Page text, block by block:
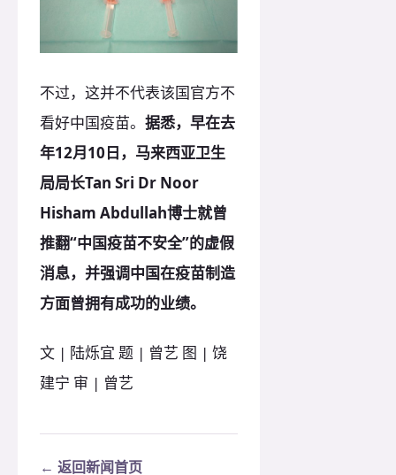
不过，这并不代表该国官方不
看好中国疫苗。 据悉，早在去
年12月10日，马来西亚卫生
局局长Tan Sri Dr Noor
Hisham Abdullah博士就曾
推翻“中国疫苗不安全”的虚假
消息，并强调中国在疫苗制造
方面曾拥有成功的业绩。
文 | 陆烁宜 题 | 曾艺 图 | 饶
建宁 审 | 曾艺
← 返回新闻首页